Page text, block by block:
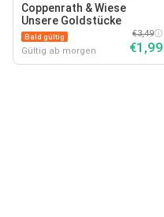
Coppenrath & Wiese
Unsere Goldstücke
Bald gültig
Gültig ab morgen
€3,49
€1,99